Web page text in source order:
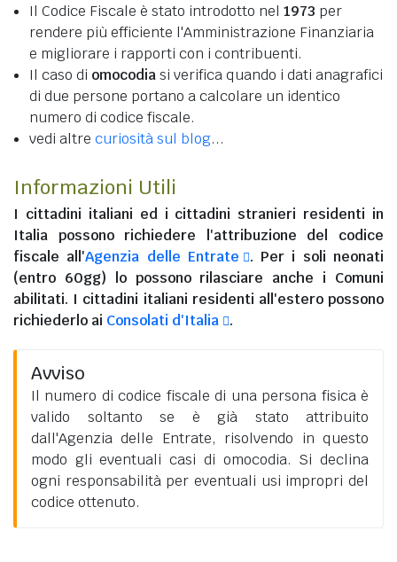
Il Codice Fiscale è stato introdotto nel 1973 per
rendere più efficiente l'Amministrazione Finanziaria
e migliorare i rapporti con i contribuenti.
Il caso di omocodiasi verifica quando i dati anagrafici
di due persone portano a calcolare un identico
numero di codice fiscale.
vedi altre curiosità sul blog...
Informazioni Utili
I cittadini italiani ed i cittadini stranieri residenti in
Italia possono richiedere l'attribuzione del codice
fiscale all'Agenzia delle Entrate
. Per i soli neonati
(entro 60gg) lo possono rilasciare anche i Comuni
abilitati. I cittadini italiani residenti all'esteropossono
richiederlo ai Consolati d'Italia .
Avviso
Il numero di codice fiscale di una persona fisica è
valido soltanto se è già stato attribuito
dall'Agenzia delle Entrate, risolvendo in questo
modo gli eventuali casi di omocodia. Si declina
ogni responsabilità per eventuali usi impropri del
codice ottenuto.